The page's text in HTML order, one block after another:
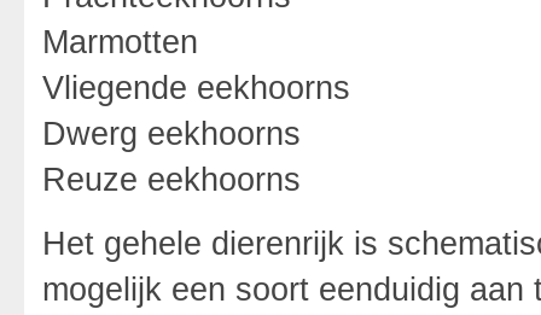
Marmotten
Vliegende eekhoorns
Dwerg eekhoorns
Reuze eekhoorns
Het gehele dierenrijk is
mogelijk een soort eenduidig